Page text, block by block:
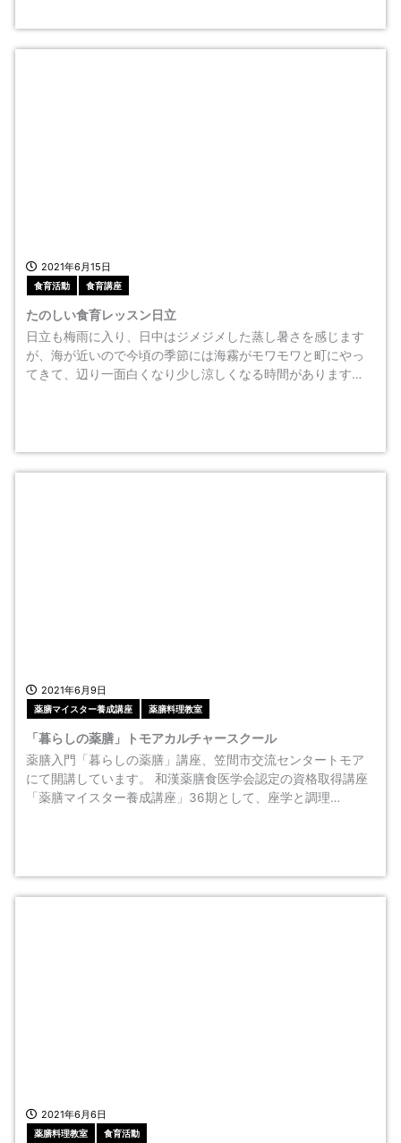
2021年6月15日
食育活動 食育講座
たのしい食育レッスン日立
日立も梅雨に入り、日中はジメジメした蒸し暑さを感じます
が、海が近いので今頃の季節には海霧がモワモワと町にやっ
てきて、辺り一面白くなり少し涼しくなる時間があります…
2021年6月9日
薬膳マイスター養成講座 薬膳料理教室
「暮らしの薬膳」トモアカルチャースクール
薬膳入門「暮らしの薬膳」講座、笠間市交流センタートモア
にて開講しています。 和漢薬膳食医学会認定の資格取得講座
「薬膳マイスター養成講座」36期として、座学と調理…
2021年6月6日
薬膳料理教室 食育活動